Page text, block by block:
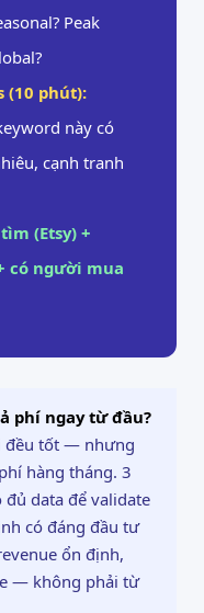
Peak
(10 phút):
này có
cạnh tranh
(Etsy) +
có người mua
phí ngay từ đầu?
đều tốt — nhưng
hàng tháng. 3
data để validate
có đáng đầu tư
ổn định,
— không phải từ